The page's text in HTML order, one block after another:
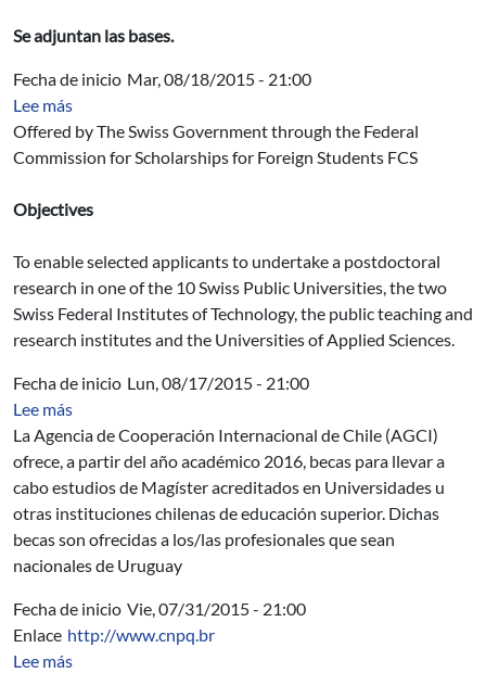
Se adjuntan las bases.
Fecha de inicio Mar, 08/18/2015 - 21:00
Lee mássobre Ofrecimiento n.o 12277: Swiss Government
Offered by The Swiss Government through the Federal
Commission for Scholarships for Foreign Students FCS
Objectives
To enable selected applicants to undertake a postdoctoral
research in one of the 10 Swiss Public Universities, the two
Swiss Federal Institutes of Technology, the public teaching and
research institutes and the Universities of Applied Sciences.
Fecha de inicio Lun, 08/17/2015 - 21:00
Lee mássobre Programa de becas de cooperación horizontal
La Agencia de Cooperación Internacional de Chile (AGCI)
ofrece, a partir del año académico 2016, becas para llevar a
cabo estudios de Magíster acreditados en Universidades u
otras instituciones chilenas de educación superior. Dichas
becas son ofrecidas a los/las profesionales que sean
nacionales de Uruguay
Fecha de inicio Vie, 07/31/2015 - 21:00
Enlace http://www.cnpq.br
Lee mássobre Programa de Becas en Brasil del Consejo